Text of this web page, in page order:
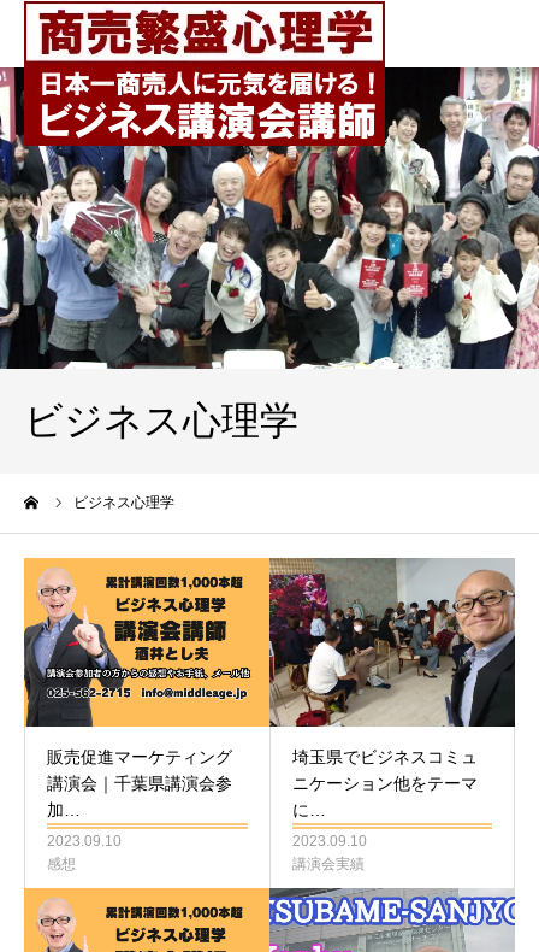
ビジネス心理学
ビジネス心理学
販売促進マーケティング
講演会｜千葉県講演会参
加…
2023.09.10
感想
埼玉県でビジネスコミュ
ニケーション他をテーマ
に…
2023.09.10
講演会実績